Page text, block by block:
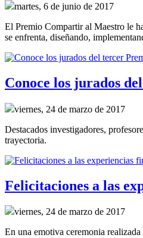
martes, 6 de junio de 2017
El Premio Compartir al Maestro le
se enfrenta, diseñando,
Conoce los jurados
viernes, 24 de marzo de 2017
Destacados investigadores,
trayectoria.
Felicitaciones a las
viernes, 24 de marzo de 2017
En una emotiva ceremonia